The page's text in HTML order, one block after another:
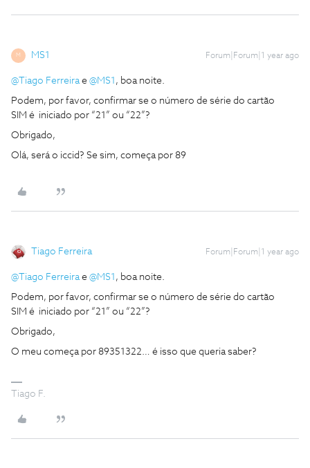
M MS1 Forum|Forum|1 year ago
@Tiago Ferreira e ​ @MS1 , boa noite.
Podem, por favor, confirmar se o número de série do cartão
SIM é iniciado por “21” ou “22”?
Obrigado,
Olá, será o iccid? Se sim, começa por 89
Tiago Ferreira Forum|Forum|1 year ago
@Tiago Ferreira e ​ @MS1 , boa noite.
Podem, por favor, confirmar se o número de série do cartão
SIM é iniciado por “21” ou “22”?
Obrigado,
O meu começa por 89351322… é isso que queria saber?
Tiago F.